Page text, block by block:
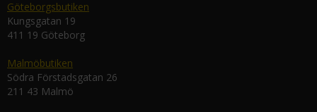
Göteborgsbutiken
Kungsgatan 19
411 19 Göteborg
Malmöbutiken
Södra Förstadsgatan 26
211 43 Malmö